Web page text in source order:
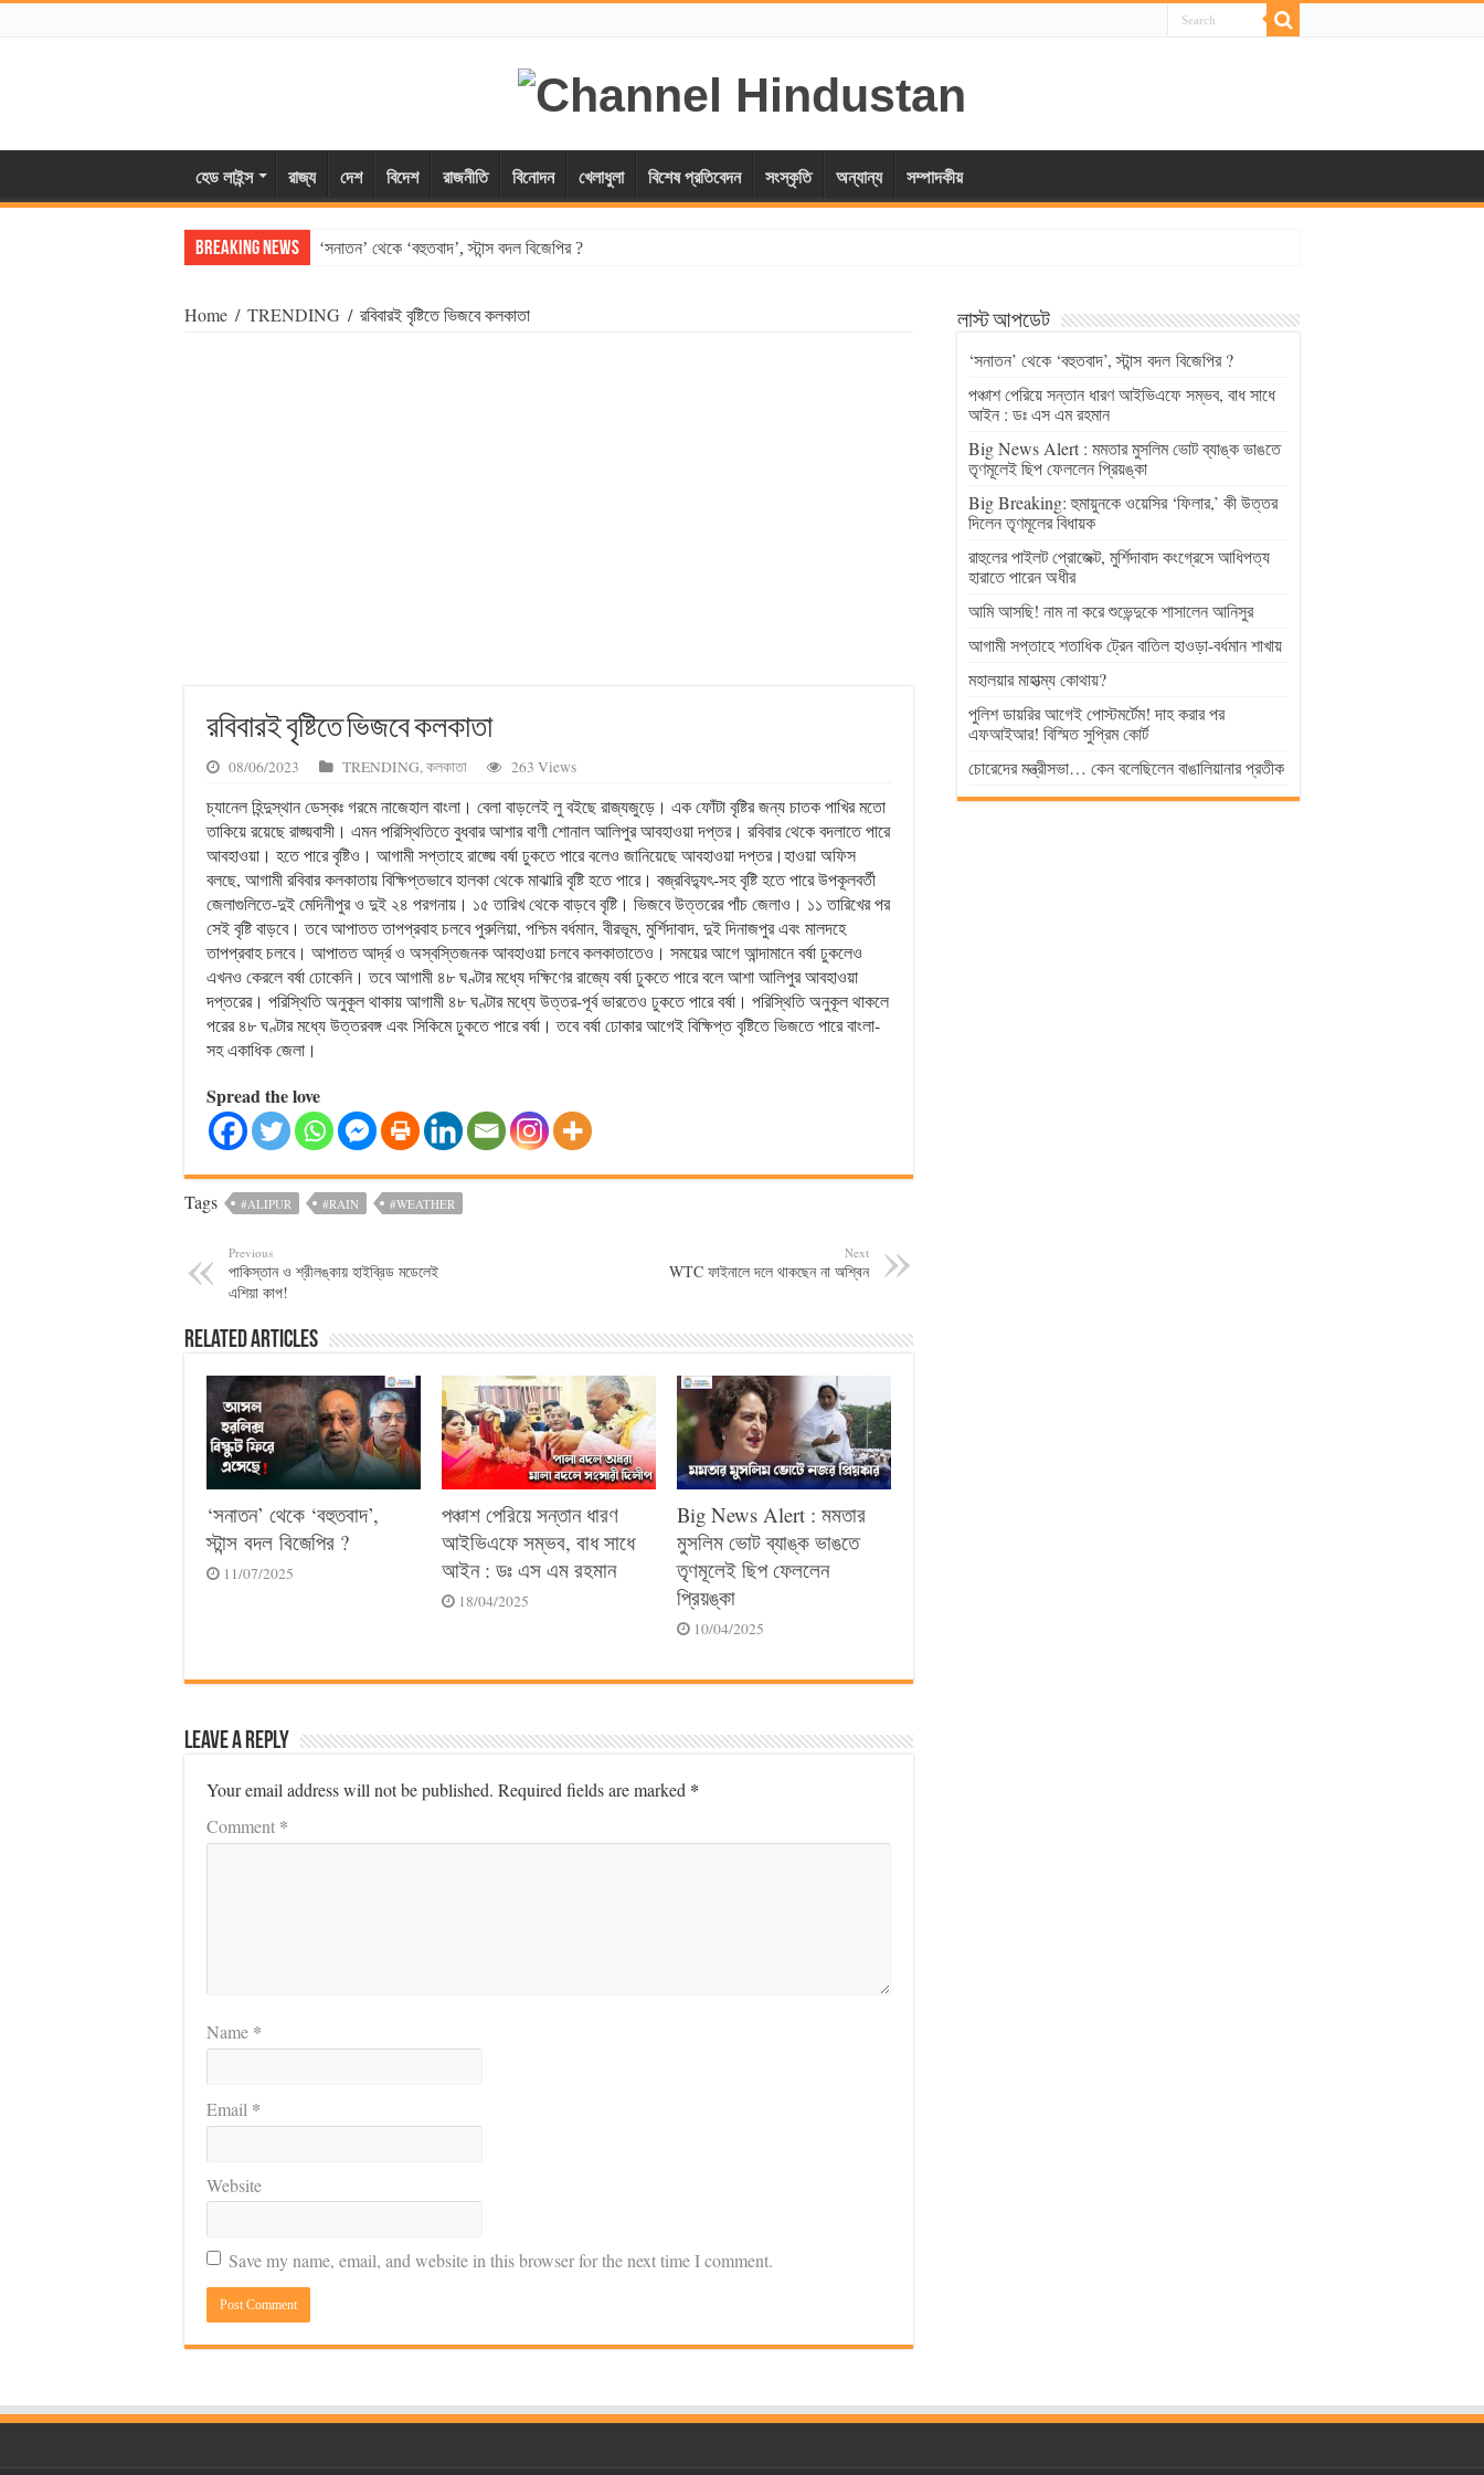
হেড লাইন্স রাজ্য দেশ বিদেশ রাজনীতি বিনোদন খেলাধুলা বিশেষ প্রতিবেদন সংস্কৃতি অন্যান্য সম্পাদকীয়
Breaking News ‘সনাতন’ থেকে ‘বহুতবাদ’, স্টান্স বদল বিজেপির ?
Home / TRENDING / রবিবারই বৃষ্টিতে ভিজবে কলকাতা
রবিবারই বৃষ্টিতে ভিজবে কলকাতা
08/06/2023 TRENDING,কলকাতা 263 Views
চ্যানেল হিন্দুস্থান ডেস্কঃ গরমে নাজেহাল বাংলা। বেলা বাড়লেই লু বইছে রাজ্যজুড়ে। এক ফোঁটা বৃষ্টির জন্য চাতক পাখির মতো
তাকিয়ে রয়েছে রাজ্য়বাসী। এমন পরিস্থিতিতে বুধবার আশার বাণী শোনাল আলিপুর আবহাওয়া দপ্তর। রবিবার থেকে বদলাতে পারে
আবহাওয়া। হতে পারে বৃষ্টিও। আগামী সপ্তাহে রাজ্য়ে বর্ষা ঢুকতে পারে বলেও জানিয়েছে আবহাওয়া দপ্তর।হাওয়া অফিস
বলছে, আগামী রবিবার কলকাতায় বিক্ষিপ্তভাবে হালকা থেকে মাঝারি বৃষ্টি হতে পারে। বজ্রবিদ্যুৎ-সহ বৃষ্টি হতে পারে উপকূলবর্তী
জেলাগুলিতে-দুই মেদিনীপুর ও দুই ২৪ পরগনায়। ১৫ তারিখ থেকে বাড়বে বৃষ্টি। ভিজবে উত্তরের পাঁচ জেলাও। ১১ তারিখের পর
সেই বৃষ্টি বাড়বে। তবে আপাতত তাপপ্রবাহ চলবে পুরুলিয়া, পশ্চিম বর্ধমান, বীরভূম, মুর্শিদাবাদ, দুই দিনাজপুর এবং মালদহে
তাপপ্রবাহ চলবে। আপাতত আর্দ্র ও অস্বস্তিজনক আবহাওয়া চলবে কলকাতাতেও। সময়ের আগে আন্দামানে বর্ষা ঢুকলেও
এখনও কেরলে বর্ষা ঢোকেনি। তবে আগামী ৪৮ ঘণ্টার মধ্যে দক্ষিণের রাজ্যে বর্ষা ঢুকতে পারে বলে আশা আলিপুর আবহাওয়া
দপ্তরের। পরিস্থিতি অনুকূল থাকায় আগামী ৪৮ ঘণ্টার মধ্যে উত্তর-পূর্ব ভারতেও ঢুকতে পারে বর্ষা। পরিস্থিতি অনুকূল থাকলে
পরের ৪৮ ঘণ্টার মধ্যে উত্তরবঙ্গ এবং সিকিমে ঢুকতে পারে বর্ষা। তবে বর্ষা ঢোকার আগেই বিক্ষিপ্ত বৃষ্টিতে ভিজতে পারে বাংলা-
সহ একাধিক জেলা।
Spread the love
Tags #ALIPUR #RAIN #WEATHER
Previous
পাকিস্তান ও শ্রীলঙ্কায় হাইব্রিড মডেলেই
এশিয়া কাপ!
Next
WTC ফাইনালে দলে থাকছেন না অশ্বিন
Related Articles
‘সনাতন’ থেকে ‘বহুতবাদ’,
স্টান্স বদল বিজেপির ?
11/07/2025
পঞ্চাশ পেরিয়ে সন্তান ধারণ
আইভিএফে সম্ভব, বাধ সাধে
আইন : ডঃ এস এম রহমান
18/04/2025
Big News Alert : মমতার
মুসলিম ভোট ব্যাঙ্ক ভাঙতে
তৃণমূলেই ছিপ ফেললেন
প্রিয়ঙ্কা
10/04/2025
Leave a Reply
Your email address will not be published. Required fields are marked *
Comment *
Name *
Email *
Website
Save my name, email, and website in this browser for the next time I comment.
লাস্ট আপডেট
‘সনাতন’ থেকে ‘বহুতবাদ’, স্টান্স বদল বিজেপির ?
পঞ্চাশ পেরিয়ে সন্তান ধারণ আইভিএফে সম্ভব, বাধ সাধে
আইন : ডঃ এস এম রহমান
Big News Alert : মমতার মুসলিম ভোট ব্যাঙ্ক ভাঙতে
তৃণমূলেই ছিপ ফেললেন প্রিয়ঙ্কা
Big Breaking: হুমায়ুনকে ওয়েসির ‘ফিলার,’ কী উত্তর
দিলেন তৃণমূলের বিধায়ক
রাহুলের পাইলট প্রোজেক্ট, মুর্শিদাবাদ কংগ্রেসে আধিপত্য
হারাতে পারেন অধীর
আমি আসছি! নাম না করে শুভেন্দুকে শাসালেন আনিসুর
আগামী সপ্তাহে শতাধিক ট্রেন বাতিল হাওড়া-বর্ধমান শাখায়
মহালয়ার মাহাত্ম্য কোথায়?
পুলিশ ডায়রির আগেই পোস্টমর্টেম! দাহ করার পর
এফআইআর! বিস্মিত সুপ্রিম কোর্ট
চোরেদের মন্ত্রীসভা… কেন বলেছিলেন বাঙালিয়ানার প্রতীক